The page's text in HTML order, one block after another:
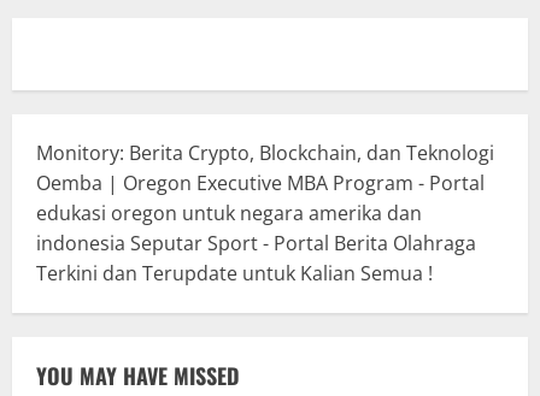
Monitory: Berita Crypto, Blockchain, dan Teknologi
Oemba | Oregon Executive MBA Program - Portal
edukasi oregon untuk negara amerika dan
indonesia Seputar Sport - Portal Berita Olahraga
Terkini dan Terupdate untuk Kalian Semua !
YOU MAY HAVE MISSED